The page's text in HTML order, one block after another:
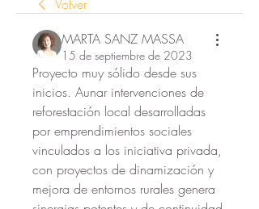
Volver
MARTA SANZ MASSA
15 de septiembre de 2023
Proyecto muy sólido desde sus
inicios. Aunar intervenciones de
reforestación local desarrolladas
por emprendimientos sociales
vinculados a los iniciativa privada,
con proyectos de dinamización y
mejora de entornos rurales genera